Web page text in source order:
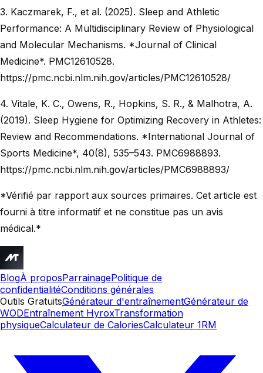
3. Kaczmarek, F., et al. (2025). Sleep and Athletic
Performance: A Multidisciplinary Review of Physiological
and Molecular Mechanisms. *Journal of Clinical
Medicine*. PMC12610528.
https://pmc.ncbi.nlm.nih.gov/articles/PMC12610528/
4. Vitale, K. C., Owens, R., Hopkins, S. R., & Malhotra, A.
(2019). Sleep Hygiene for Optimizing Recovery in Athletes:
Review and Recommendations. *International Journal of
Sports Medicine*, 40(8), 535–543. PMC6988893.
https://pmc.ncbi.nlm.nih.gov/articles/PMC6988893/
*Vérifié par rapport aux sources primaires. Cet article est
fourni à titre informatif et ne constitue pas un avis
médical.*
BlogÀ proposParrainagePolitique de
confidentialitéConditions générales
Outils GratuitsGénérateur d'entraînementGénérateur de
WODEntraînement HyroxTransformation
physiqueCalculateur de CaloriesCalculateur 1RM